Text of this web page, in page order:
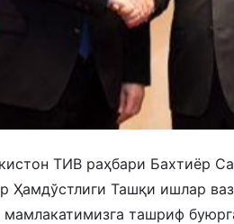
ТИВ раҳбари Бахтиёр
Ҳамдўстлиги Ташқи ишлар
ташриф